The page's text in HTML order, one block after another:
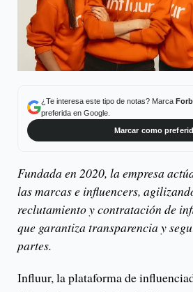
¿Te interesa este tipo de notas? Marca
preferida en Google.
Marcar como
Fundada en 2020, la empresa
las marcas e influencers,
reclutamiento y contratación de
que garantiza transparencia y
partes.
Influur, la plataforma de